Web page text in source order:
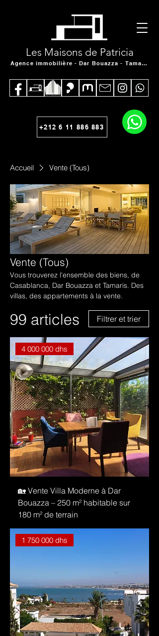
Les Maisons de Patricia
Agence immobilière - Dar Bouazza - Tamaris
+212 6 11 886 883
Accueil Vente (Tous)
Vente (Tous)
Vous trouverez l'ensemble des biens, de
Casablanca, Dar Bouazza et Tamaris. Des
villas, des appartements à la vente.
99 articles Filtrer et trier
4 000 000 dhs
🏡 Vente Villa Moderne à Dar
Bouazza – 250 m² habitable sur
180 m² de terrain
1 750 000 dhs